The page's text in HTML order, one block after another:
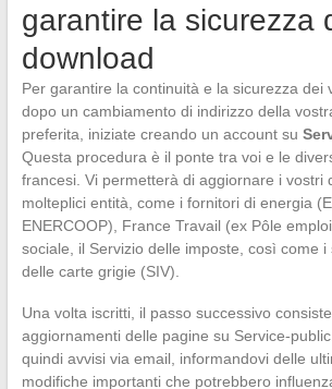
garantire la sicurezza
download
Per garantire la continuità e la sicurezza dei
dopo un cambiamento di indirizzo della
preferita, iniziate creando un account su
Questa procedura è il ponte tra voi e le
francesi. Vi permetterà di aggiornare i vostri
molteplici entità, come i fornitori di energia
ENERCOOP), France Travail (ex Pôle
sociale, il Servizio delle imposte, così come i
delle carte grigie (SIV).
Una volta iscritti, il passo successivo
aggiornamenti delle pagine su Service-
quindi avvisi via email, informandovi delle
modifiche importanti che potrebbero